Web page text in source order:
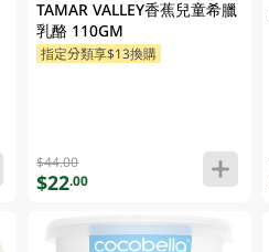
TAMAR VALLEY香蕉兒童希臘
乳酪 110GM
指定分類享$13換購
$44.00
$22.00